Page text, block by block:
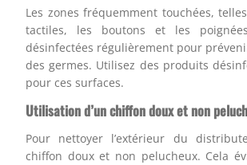
Les zones fréquemment touchées,
tactiles, les boutons et les
désinfectées régulièrement pour
des germes. Utilisez des produits
pour ces surfaces.
Utilisation d’un chiffon doux et non
Pour nettoyer l’extérieur du
chiffon doux et non pelucheux. Cela